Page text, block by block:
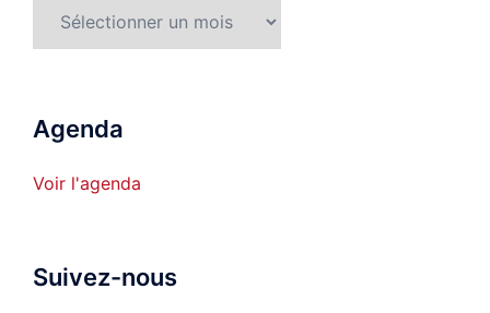
Agenda
Voir l'agenda
Suivez-nous